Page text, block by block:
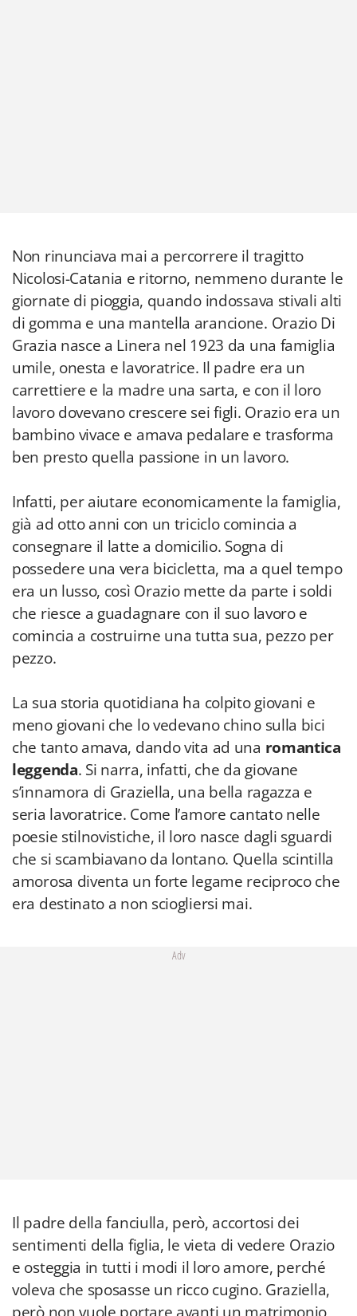
Non rinunciava mai a percorrere il tragitto
Nicolosi-Catania e ritorno, nemmeno durante le
giornate di pioggia, quando indossava stivali alti
di gomma e una mantella arancione. Orazio Di
Grazia nasce a Linera nel 1923 da una famiglia
umile, onesta e lavoratrice. Il padre era un
carrettiere e la madre una sarta, e con il loro
lavoro dovevano crescere sei figli. Orazio era un
bambino vivace e amava pedalare e trasforma
ben presto quella passione in un lavoro.
Infatti, per aiutare economicamente la famiglia,
già ad otto anni con un triciclo comincia a
consegnare il latte a domicilio. Sogna di
possedere una vera bicicletta, ma a quel tempo
era un lusso, così Orazio mette da parte i soldi
che riesce a guadagnare con il suo lavoro e
comincia a costruirne una tutta sua, pezzo per
pezzo.
La sua storia quotidiana ha colpito giovani e
meno giovani che lo vedevano chino sulla bici
che tanto amava, dando vita ad una romantica
leggenda. Si narra, infatti, che da giovane
s’innamora di Graziella, una bella ragazza e
seria lavoratrice. Come l’amore cantato nelle
poesie stilnovistiche, il loro nasce dagli sguardi
che si scambiavano da lontano. Quella scintilla
amorosa diventa un forte legame reciproco che
era destinato a non sciogliersi mai.
Adv
Il padre della fanciulla, però, accortosi dei
sentimenti della figlia, le vieta di vedere Orazio
e osteggia in tutti i modi il loro amore, perché
voleva che sposasse un ricco cugino. Graziella,